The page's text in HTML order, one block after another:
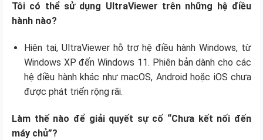
Tôi có thể sử dụng UltraViewer trên những hệ điều
hành nào?
Hiện tại, UltraViewer hỗ trợ hệ điều hành Windows, từ
Windows XP đến Windows 11. Phiên bản dành cho các
hệ điều hành khác như macOS, Android hoặc iOS chưa
được phát triển rộng rãi.
Làm thế nào để giải quyết sự cố “Chưa kết nối đến
máy chủ”?